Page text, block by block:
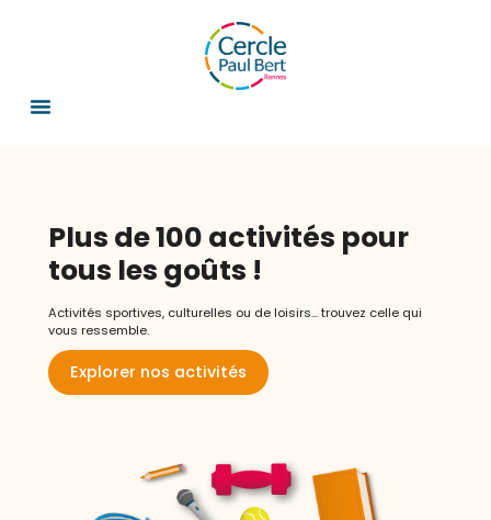
Plus de 100 activités pour
tous les goûts !
Activités sportives, culturelles ou de loisirs... trouvez celle qui
vous ressemble.
Explorer nos activités